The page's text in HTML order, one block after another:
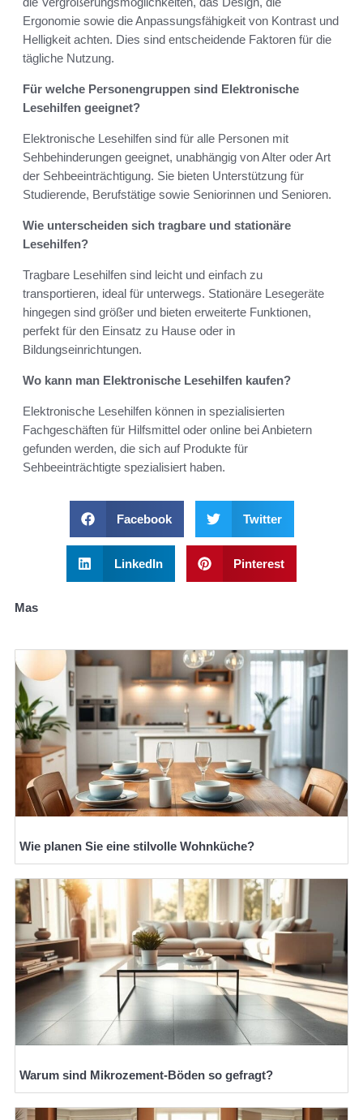
Ergonomie sowie die Anpassungsfähigkeit von Kontrast und
Helligkeit achten. Dies sind entscheidende Faktoren für die
tägliche Nutzung.
Für welche Personengruppen sind Elektronische
Lesehilfen geeignet?
Elektronische Lesehilfen sind für alle Personen mit
Sehbehinderungen geeignet, unabhängig von Alter oder Art
der Sehbeeinträchtigung. Sie bieten Unterstützung für
Studierende, Berufstätige sowie Seniorinnen und Senioren.
Wie unterscheiden sich tragbare und stationäre
Lesehilfen?
Tragbare Lesehilfen sind leicht und einfach zu
transportieren, ideal für unterwegs. Stationäre Lesegeräte
hingegen sind größer und bieten erweiterte Funktionen,
perfekt für den Einsatz zu Hause oder in
Bildungseinrichtungen.
Wo kann man Elektronische Lesehilfen kaufen?
Elektronische Lesehilfen können in spezialisierten
Fachgeschäften für Hilfsmittel oder online bei Anbietern
gefunden werden, die sich auf Produkte für
Sehbeeinträchtigte spezialisiert haben.
Facebook Twitter
LinkedIn Pinterest
Mas
Wie planen Sie eine stilvolle Wohnküche?
Warum sind Mikrozement-Böden so gefragt?